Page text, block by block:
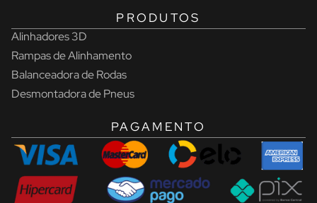
PRODUTOS
Alinhadores 3D
Rampas de Alinhamento
Balanceadora de Rodas
Desmontadora de Pneus
PAGAMENTO